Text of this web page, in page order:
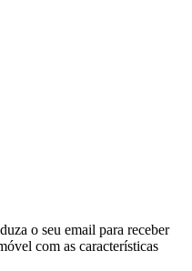
o seu email para receber
com as características